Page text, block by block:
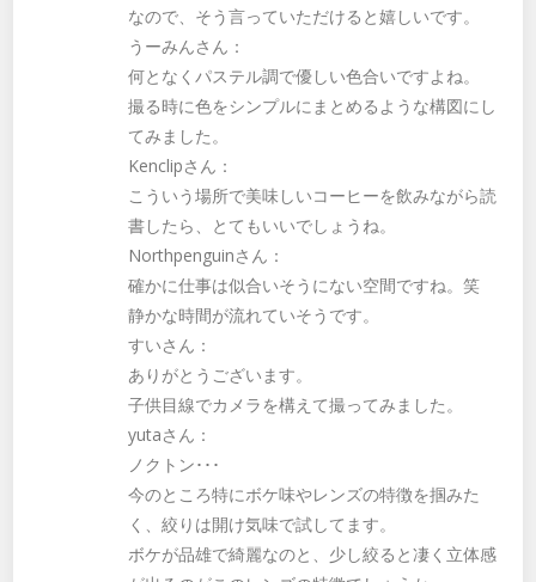
なので、そう言っていただけると嬉しいです。
うーみんさん：
何となくパステル調で優しい色合いですよね。
撮る時に色をシンプルにまとめるような構図にし
てみました。
Kenclipさん：
こういう場所で美味しいコーヒーを飲みながら読
書したら、とてもいいでしょうね。
Northpenguinさん：
確かに仕事は似合いそうにない空間ですね。笑
静かな時間が流れていそうです。
すいさん：
ありがとうございます。
子供目線でカメラを構えて撮ってみました。
yutaさん：
ノクトン･･･
今のところ特にボケ味やレンズの特徴を掴みた
く、絞りは開け気味で試してます。
ボケが品雄で綺麗なのと、少し絞ると凄く立体感